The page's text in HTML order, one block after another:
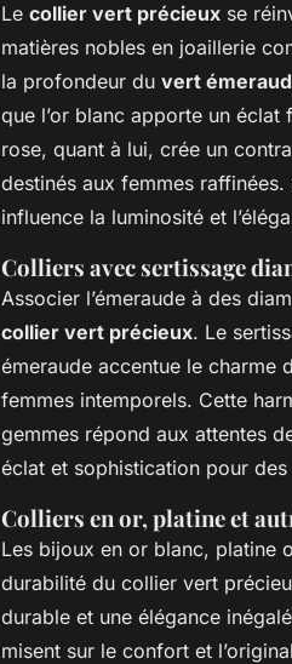
Le collier vert précieux se
matières nobles en joaillerie
la profondeur du vert
que l’or blanc apporte un
rose, quant à lui, crée un
destinés aux femmes
influence la luminosité et
Colliers avec sertissage
Associer l’émeraude à des
collier vert précieux. Le
émeraude accentue le charme
femmes intemporels. Cette
gemmes répond aux attentes
éclat et sophistication pour
Colliers en or, platine et
Les bijoux en or blanc, platine
durabilité du collier vert
durable et une élégance
misent sur le confort et